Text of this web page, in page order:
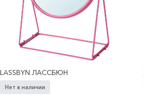
LASSBYN ЛАССБЮН
Нет в наличии